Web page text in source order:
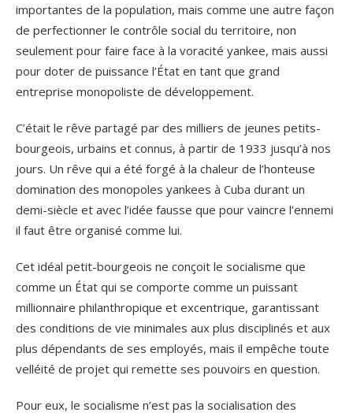
importantes de la population, mais comme une autre façon
de perfectionner le contrôle social du territoire, non
seulement pour faire face à la voracité yankee, mais aussi
pour doter de puissance l’État en tant que grand
entreprise monopoliste de développement.
C’était le rêve partagé par des milliers de jeunes petits-
bourgeois, urbains et connus, à partir de 1933 jusqu’à nos
jours. Un rêve qui a été forgé à la chaleur de l’honteuse
domination des monopoles yankees à Cuba durant un
demi-siècle et avec l’idée fausse que pour vaincre l’ennemi
il faut être organisé comme lui.
Cet idéal petit-bourgeois ne conçoit le socialisme que
comme un État qui se comporte comme un puissant
millionnaire philanthropique et excentrique, garantissant
des conditions de vie minimales aux plus disciplinés et aux
plus dépendants de ses employés, mais il empêche toute
velléité de projet qui remette ses pouvoirs en question.
Pour eux, le socialisme n’est pas la socialisation des